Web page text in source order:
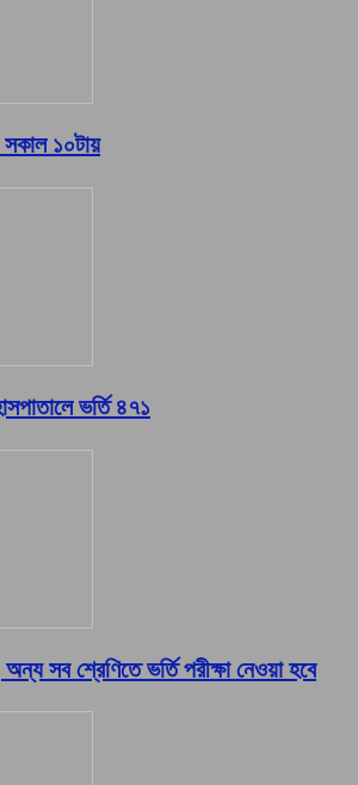
১০টায়
ভর্তি ৪৭১
সব শ্রেণিতে ভর্তি পরীক্ষা নেওয়া হবে